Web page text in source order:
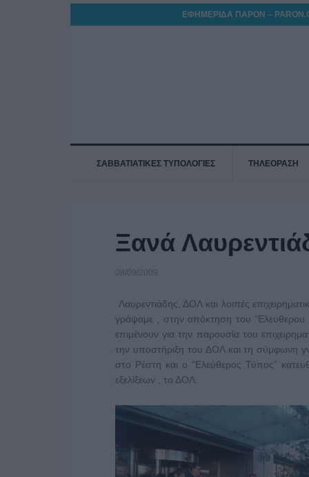
ΕΦΗΜΕΡΙΔΑ ΠΑΡΟΝ –
ΣΑΒΒΑΤΙΑΤΙΚΕΣ ΤΥΠΟΛΟΓΙΕΣ ΤΗΛΕΟΡΑΣΗ
Ξανά
08/09/2009
Λαυρεντιάδης, ΔΟΛ και λοιπές
γράψαμε , στην απόκτηση του
επιμένουν για την παρουσία του
την υποστήριξη του ΔΟΛ και τη σύμφωνη
στο Ρέστη και ο “Ελεύθερος Τύπος”
εξελίξεων , το ΔΟΛ.